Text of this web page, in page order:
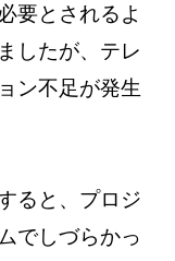
要とされるよ
したが、テレ
ン不足が発生
ると、プロジ
でしづらかっ